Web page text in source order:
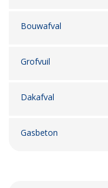
Bouwafval
Grofvuil
Dakafval
Gasbeton